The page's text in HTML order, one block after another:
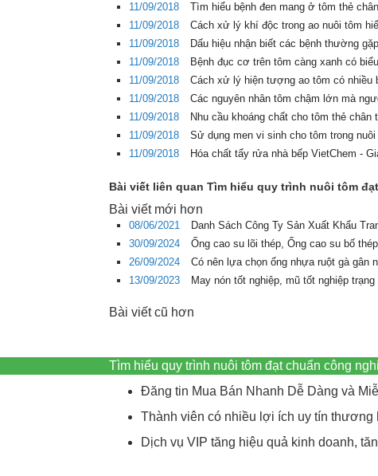
11/09/2018
Tìm hiểu bệnh đen mang ở tôm thẻ
11/09/2018
Cách xử lý khí độc trong ao nuôi tôm
11/09/2018
Dấu hiệu nhận biết các bệnh thường
11/09/2018
Bệnh đục cơ trên tôm càng xanh có
11/09/2018
Cách xử lý hiện tượng ao tôm có nhiều
11/09/2018
Các nguyên nhân tôm chậm lớn mà
11/09/2018
Nhu cầu khoáng chất cho tôm thẻ chân
11/09/2018
Sử dụng men vi sinh cho tôm trong
11/09/2018
Hóa chất tẩy rửa nhà bếp VietChem -
Bài viết liên quan Tìm hiểu quy trình nuôi tôm
Bài viết mới hơn
08/06/2021 Danh Sách Công Ty Sản Xuất Khẩu
30/09/2024
Ống cao su lõi thép, Ống cao su bố
26/09/2024
Có nên lựa chọn ống nhựa ruột gà gân
13/09/2023
May nón tốt nghiệp, mũ tốt nghiệp
Bài viết cũ hơn
Tìm hiểu quy trình nuôi tôm đạt chuẩn công
Đăng tin Mua Bán Nhanh Dễ Dàng và
Thành viên có nhiều lợi ích uy tín thương
Dịch vụ VIP tăng hiệu quả kinh doanh,